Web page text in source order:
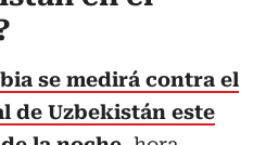
se medirá contra el
de Uzbekistán este